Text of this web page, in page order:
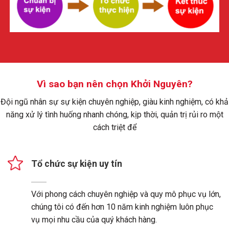
Vì sao bạn nên chọn Khởi Nguyên?
Đội ngũ nhân sự sự kiện chuyên nghiệp, giàu kinh nghiệm, có khả
năng xử lý tình huống nhanh chóng, kịp thời, quản trị rủi ro một
cách triệt để
Tổ chức sự kiện uy tín
Với phong cách chuyên nghiệp và quy mô phục vụ lớn,
chúng tôi có đến hơn 10 năm kinh nghiệm luôn phục
vụ mọi nhu cầu của quý khách hàng.